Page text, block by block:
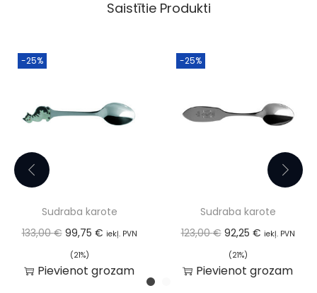
Saistītie Produkti
-25%
Sudraba karote
133,00€ 99,75 € iekļ. PVN
(21%)
Pievienot grozam
-25%
Sudraba karote
123,00€ 92,25 € iekļ. PVN
(21%)
Pievienot grozam